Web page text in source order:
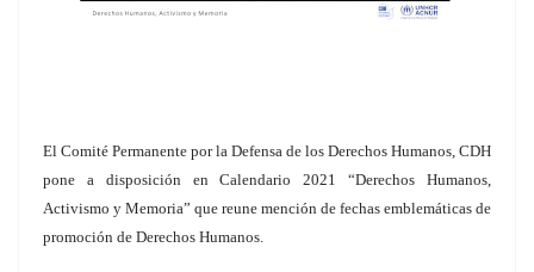
El Comité Permanente por la Defensa de los Derechos Humanos, CDH
pone a disposición en Calendario 2021 “Derechos Humanos,
Activismo y Memoria” que reune mención de fechas emblemáticas de
promoción de Derechos Humanos.